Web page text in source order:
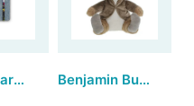
V&A Bookaroo (A5) JOURNAL - Kilburn Benjamin Bunny™ | Large